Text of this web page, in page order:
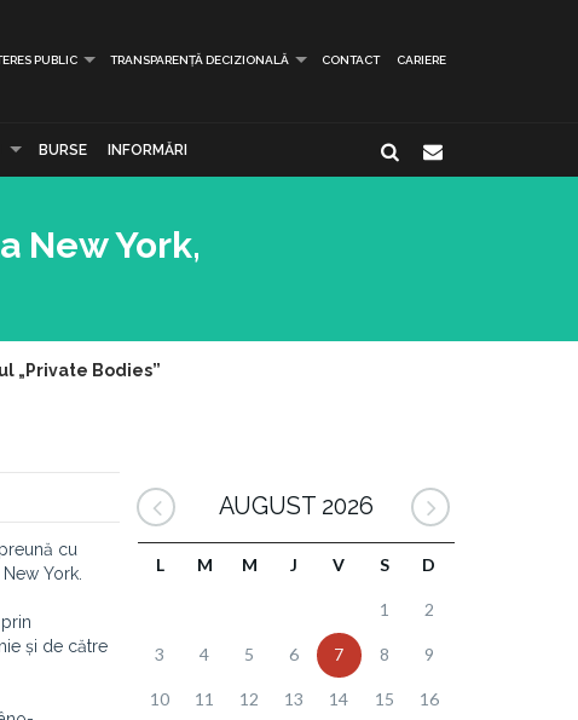
PUBLIC TRANSPARENȚĂ DECIZIONALĂ CONTACT CARIERE
BURSE INFORMĂRI
New York,
„Private Bodies”
cu
York.
și de către
AUGUST 2026
L M M J V S D
1 2
3 4 5 6 7 8 9
10 11 12 13 14 15 16